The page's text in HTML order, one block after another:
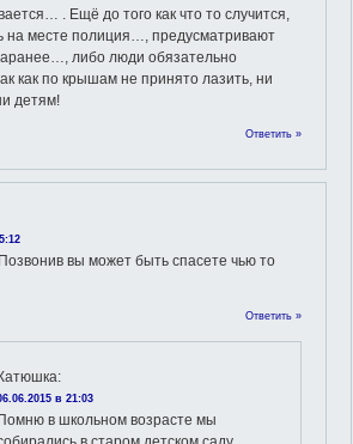
. Ещё до того как что то случится,
на месте полиция…, предусматривают
либо люди обязательно
как по крышам не принято лазить, ни
детям!
Ответить »
вы может быть спасете чью то
Ответить »
Катюшка:
в 21:03
Помню в школьном возрасте мы